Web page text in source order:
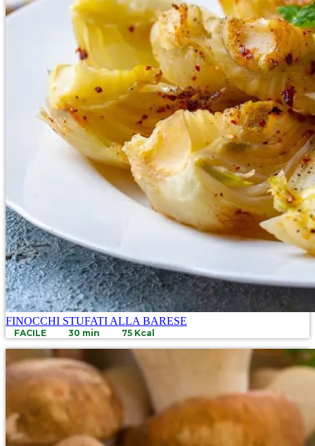
FINOCCHI STUFATI ALLA BARESE
FACILE 30 min 75 Kcal